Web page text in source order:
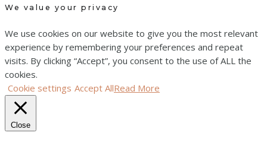
We value your privacy
We use cookies on our website to give you the most relevant
experience by remembering your preferences and repeat
visits. By clicking “Accept”, you consent to the use of ALL the
cookies.
Cookie settings Accept AllRead More
Close